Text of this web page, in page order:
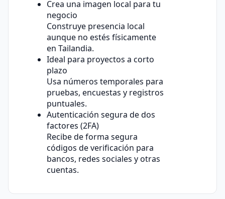
Crea una imagen local para tu
negocio
Construye presencia local
aunque no estés físicamente
en Tailandia.
Ideal para proyectos a corto
plazo
Usa números temporales para
pruebas, encuestas y registros
puntuales.
Autenticación segura de dos
factores (2FA)
Recibe de forma segura
códigos de verificación para
bancos, redes sociales y otras
cuentas.